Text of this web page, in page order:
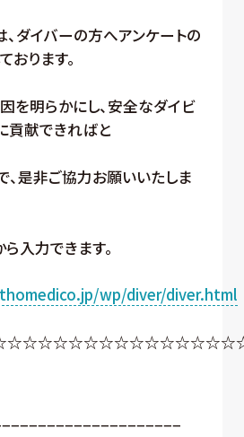
、ダイバーの方へアンケートの
おります。
を明らかにし、安全なダイビ
貢献できればと
、是非ご協力お願いいたしま
入力できます。
wp/diver/diver.html